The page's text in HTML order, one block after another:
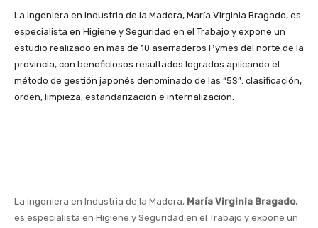
La ingeniera en Industria de la Madera, María Virginia Bragado, es
especialista en Higiene y Seguridad en el Trabajo y expone un
estudio realizado en más de 10 aserraderos Pymes del norte de la
provincia, con beneficiosos resultados logrados aplicando el
método de gestión japonés denominado de las “5S”: clasificación,
orden, limpieza, estandarización e internalización.
La ingeniera en Industria de la Madera, María Virginia Bragado,
es especialista en Higiene y Seguridad en el Trabajo y expone un